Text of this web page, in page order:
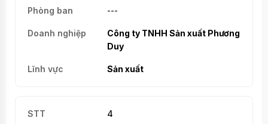
---
Công ty TNHH Sản xuất Phương
Duy
Sản xuất
4